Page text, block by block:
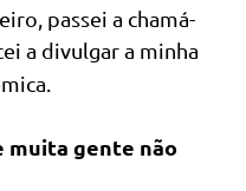
passei a chamá-
a divulgar a minha
muita gente não